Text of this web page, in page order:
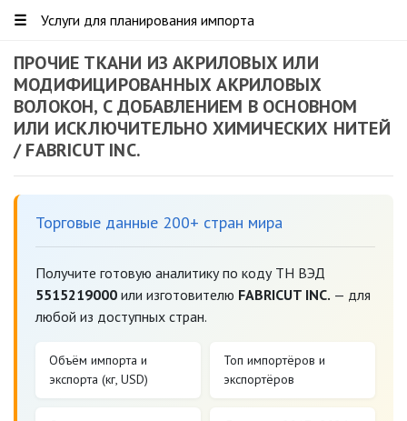
☰ Услуги для планирования импорта
ПРОЧИЕ ТКАНИ ИЗ АКРИЛОВЫХ ИЛИ
МОДИФИЦИРОВАННЫХ АКРИЛОВЫХ
ВОЛОКОН, С ДОБАВЛЕНИЕМ В ОСНОВНОМ
ИЛИ ИСКЛЮЧИТЕЛЬНО ХИМИЧЕСКИХ НИТЕЙ
/ FABRICUT INC.
Торговые данные 200+ стран мира
Получите готовую аналитику по коду ТН ВЭД
5515219000 или изготовителю FABRICUT INC. — для
любой из доступных стран.
Объём импорта и
экспорта (кг, USD)
Топ импортёров и
экспортёров